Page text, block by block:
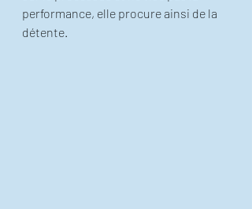
performance, elle procure ainsi de la
détente.